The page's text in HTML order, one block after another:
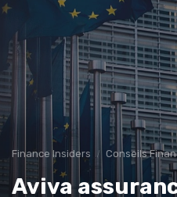
Finance Insiders Conseils
Aviva